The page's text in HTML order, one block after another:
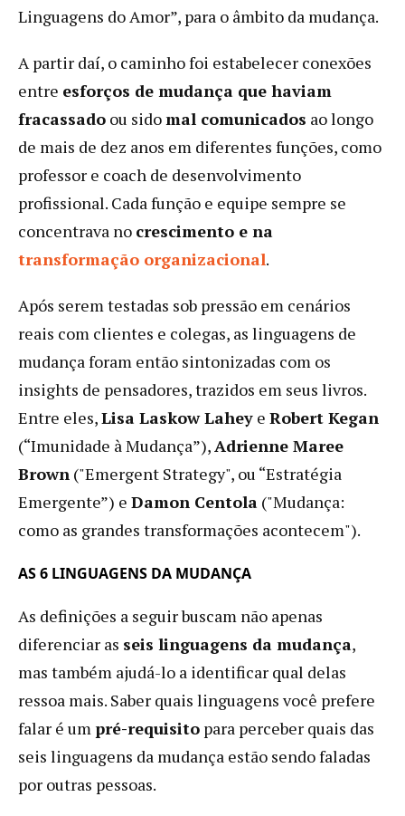
Linguagens do Amor”, para o âmbito da mudança.
A partir daí, o caminho foi estabelecer conexões
entre esforços de mudança que haviam
fracassado ou sidomal comunicados ao longo
de mais de dez anos em diferentes funções, como
professor e coach de desenvolvimento
profissional. Cada função e equipe sempre se
concentrava no crescimento e na
transformação organizacional.
Após serem testadas sob pressão em cenários
reais com clientes e colegas, as linguagens de
mudança foram então sintonizadas com os
insights de pensadores, trazidos em seus livros.
Entre eles,Lisa Laskow Lahey e Robert Kegan
(“Imunidade à Mudança”),Adrienne Maree
Brown ("Emergent Strategy", ou “Estratégia
Emergente”) e Damon Centola ("Mudança:
como as grandes transformações acontecem").
AS 6 LINGUAGENS DA MUDANÇA
As definições a seguir buscam não apenas
diferenciar as seis linguagens da mudança,
mas também ajudá-lo a identificar qual delas
ressoa mais. Saber quais linguagens você prefere
falar é um pré-requisito para perceber quais das
seis linguagens da mudança estão sendo faladas
por outras pessoas.